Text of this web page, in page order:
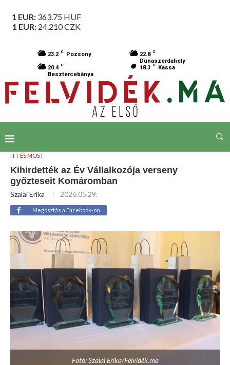
1 EUR: 363.75 HUF
1 EUR: 24.210CZK
23.2 C Pozsony 22.8 C
Dunaszerdahely
20.4 C
Besztercebánya
18.3 C Kassa
ITT ÉS MOST
Kihirdették az Év Vállalkozója verseny
győzteseit Komáromban
Szalai Erika 2026.05.29.
Megosztás a Facebook-on
Fotó: Szalai Erika/Felvidék.ma